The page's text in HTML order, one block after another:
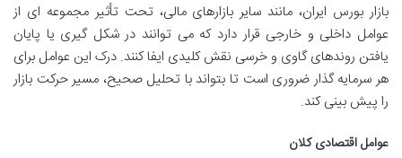
بازار بورس ایران، مانند سایر بازارهای مالی، تحت تأثیر مجموعه ای از
عوامل داخلی و خارجی قرار دارد که می توانند در شکل گیری یا پایان
یافتن روندهای گاوی و خرسی نقش کلیدی ایفا کنند. درک این عوامل برای
هر سرمایه گذار ضروری است تا بتواند با تحلیل صحیح، مسیر حرکت بازار
را پیش بینی کند.
عوامل اقتصادی کلان